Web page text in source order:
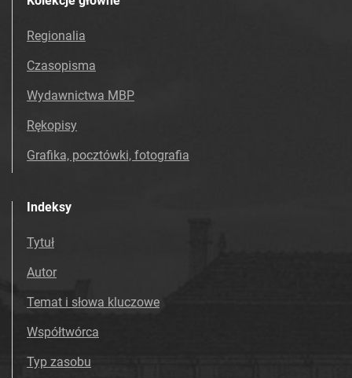
Regionalia
Czasopisma
Wydawnictwa MBP
Rękopisy
Grafika, pocztówki, fotografia
Indeksy
Tytuł
Autor
Temat i słowa kluczowe
Współtwórca
Typ zasobu